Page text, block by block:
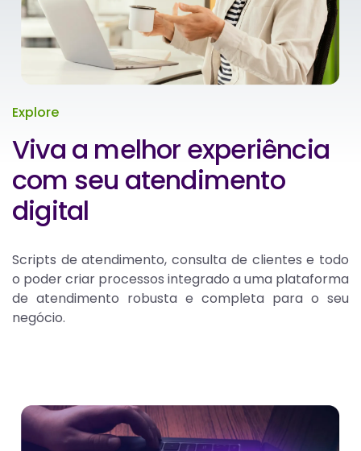
Explore
Viva a melhor experiência
com seu atendimento
digital
Scripts de atendimento, consulta de clientes e todo
o poder criar processos integrado a uma plataforma
de atendimento robusta e completa para o seu
negócio.